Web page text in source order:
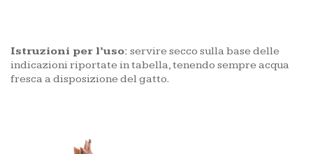
Istruzioni per l’uso: servire secco sulla base delle
indicazioni riportate in tabella, tenendo sempre acqua
fresca a disposizione del gatto.